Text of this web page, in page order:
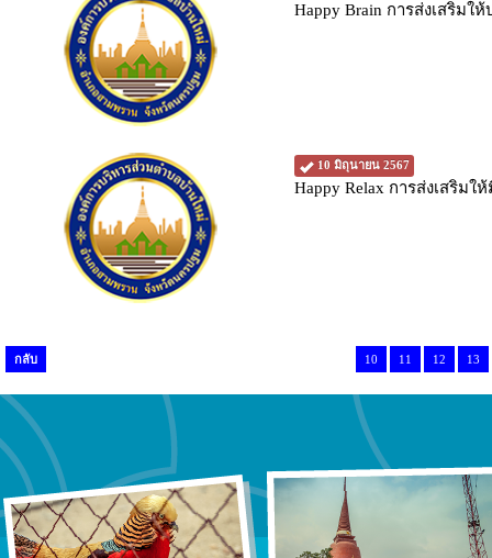
Happy Brain การส่งเสริม
10 มิถุนายน 2567
Happy Relax การส่งเสริม
กลับ 10 11 12 13